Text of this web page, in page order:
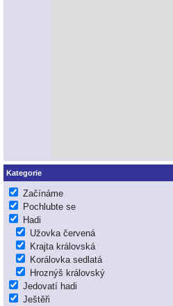
Kategorie
Začínáme
Pochlubte se
Hadi
Užovka červená
Krajta královská
Korálovka sedlatá
Hroznýš královský
Jedovatí hadi
Ještěři